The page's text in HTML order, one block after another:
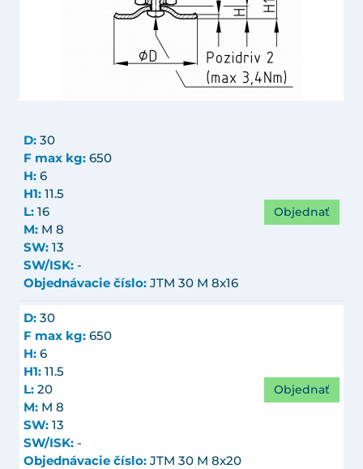
D: 30
F max kg: 650
H: 6
H1: 11.5
L: 16
M: M 8
SW: 13
SW/ISK: -
Objednávacie číslo: JTM 30 M 8x16
Objednať
D: 30
F max kg: 650
H: 6
H1: 11.5
L: 20
M: M 8
SW: 13
SW/ISK: -
Objednávacie číslo: JTM 30 M 8x20
Objednať